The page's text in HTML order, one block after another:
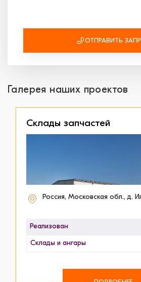
ОТПРАВИТЬ
Галерея наших проектов
Склады запчастей
Россия, Московская обл., д.
Реализован
Склады и ангары